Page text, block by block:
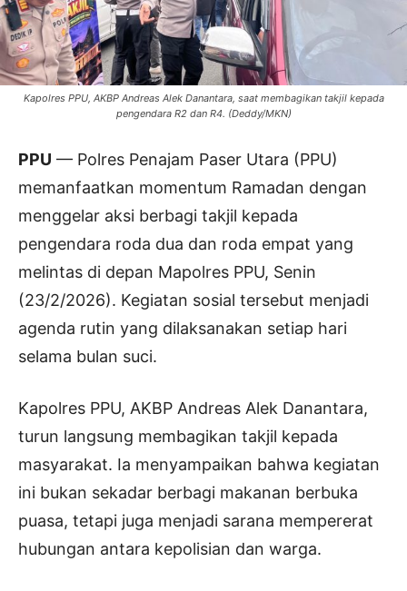
Kapolres PPU, AKBP Andreas Alek Danantara, saat membagikan takjil kepada
pengendara R2 dan R4. (Deddy/MKN)
PPU — Polres Penajam Paser Utara (PPU)
memanfaatkan momentum Ramadan dengan
menggelar aksi berbagi takjil kepada
pengendara roda dua dan roda empat yang
melintas di depan Mapolres PPU, Senin
(23/2/2026). Kegiatan sosial tersebut menjadi
agenda rutin yang dilaksanakan setiap hari
selama bulan suci.
Kapolres PPU, AKBP Andreas Alek Danantara,
turun langsung membagikan takjil kepada
masyarakat. Ia menyampaikan bahwa kegiatan
ini bukan sekadar berbagi makanan berbuka
puasa, tetapi juga menjadi sarana mempererat
hubungan antara kepolisian dan warga.